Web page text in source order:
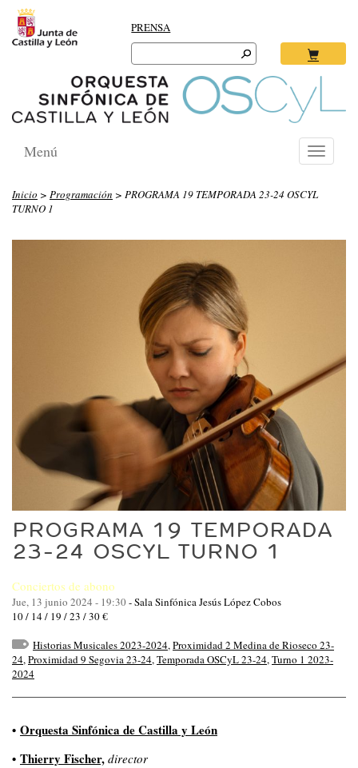
PRENSA
Search
for:
Toggle
Menú
Inicio > Programación > PROGRAMA 19 TEMPORADA 23-24 OSCYL
TURNO 1
PROGRAMA 19 TEMPORADA
23-24 OSCYL TURNO 1
Conciertos de abono
Jue, 13 junio 2024 - 19:30-Sala Sinfónica Jesús López Cobos
10 / 14 / 19 / 23 / 30 €
Historias Musicales 2023-2024,Proximidad 2 Medina de Rioseco 23-
24,Proximidad 9 Segovia 23-24,Temporada OSCyL 23-24,Turno 1 2023-
2024
• Orquesta Sinfónica de Castilla y León
• Thierry Fischer, director